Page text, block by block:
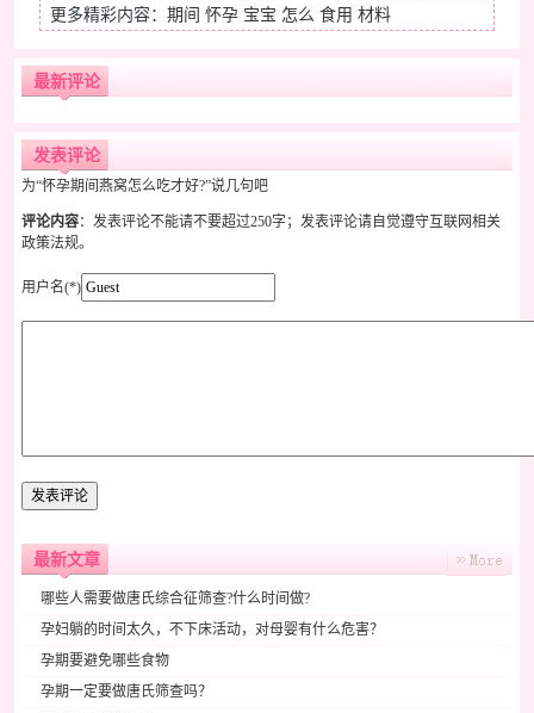
更多精彩内容： 期间 怀孕 宝宝 怎么 食用 材料
最新评论
发表评论
为“怀孕期间燕窝怎么吃才好?”说几句吧
评论内容：发表评论不能请不要超过250字；发表评论请自觉遵守互联网相关
政策法规。
用户名(*)
最新文章
哪些人需要做唐氏综合征筛查?什么时间做?
孕妇躺的时间太久，不下床活动，对母婴有什么危害？
孕期要避免哪些食物
孕期一定要做唐氏筛查吗？